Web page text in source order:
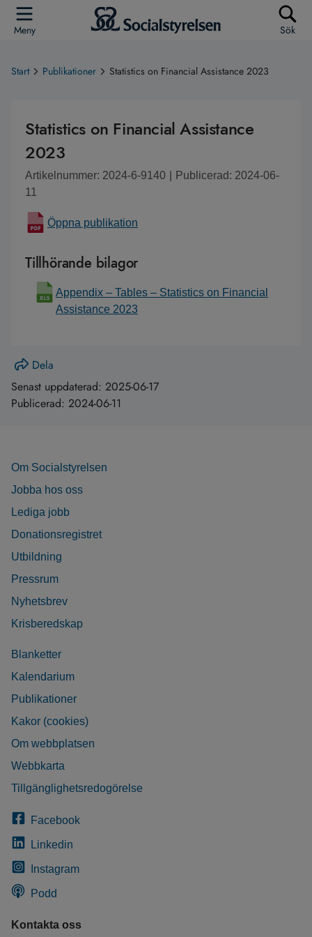
Meny Sök
Start Publikationer Statistics on Financial Assistance 2023
Statistics on Financial Assistance
2023
Artikelnummer: 2024-6-9140
Publicerad: 2024-06-
11
Öppna publikation
Tillhörande bilagor
Appendix – Tables – Statistics on Financial
Assistance 2023
Dela
Senast uppdaterad: 2025-06-17
Publicerad: 2024-06-11
Om Socialstyrelsen
Jobba hos oss
Lediga jobb
Donationsregistret
Utbildning
Pressrum
Nyhetsbrev
Krisberedskap
Blanketter
Kalendarium
Publikationer
Kakor (cookies)
Om webbplatsen
Webbkarta
Tillgänglighetsredogörelse
Facebook
Linkedin
Instagram
Podd
Kontakta oss